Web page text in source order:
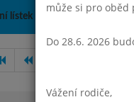
lístek Kontakty
může si pro oběd
Do 28.6. 2026
Vážení rodiče,